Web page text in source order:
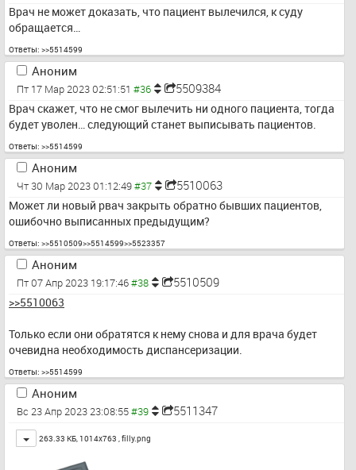
Врач не может доказать, что пациент вылечился, к суду
обращается…
Ответы: >>5514599
Аноним
Пт 17 Мар 2023 02:51:51 5509384
Врач скажет, что не смог вылечить ни одного пациента, тогда
будет уволен… следующий станет выписывать пациентов.
Ответы: >>5514599
Аноним
Чт 30 Мар 2023 01:12:49 5510063
Может ли новый рвач закрыть обратно бывших пациентов,
ошибочно выписанных предыдущим?
Ответы: >>5510509>>5514599>>5523357
Аноним
Пт 07 Апр 2023 19:17:46 5510509
>>5510063
Только если они обратятся к нему снова и для врача будет
очевидна необходимость диспансеризации.
Ответы: >>5514599
Аноним
Вс 23 Апр 2023 23:08:55 5511347
Toggle
263.33 КБ, 1014x763 , filly.png